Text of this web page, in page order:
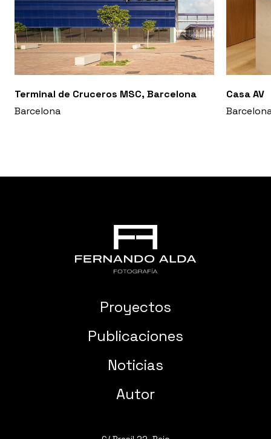
Terminal de Cruceros MSC, Barcelona
Barcelona
Casa AV
Proyectos
Publicaciones
Noticias
Autor